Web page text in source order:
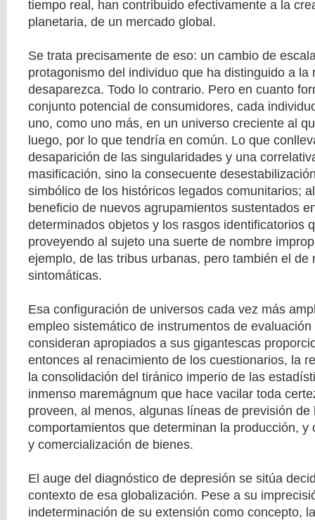
tiempo real, han contribuido efectivamente a la
planetaria, de un mercado global.
Se trata precisamente de eso: un cambio de
protagonismo del individuo que ha distinguido a la
desaparezca. Todo lo contrario. Pero en cuanto
conjunto potencial de consumidores, cada
uno, como uno más, en un universo creciente al
luego, por lo que tendría en común. Lo que
desaparición de las singularidades y una
masificación, sino la consecuente
simbólico de los históricos legados comunitarios;
beneficio de nuevos agrupamientos sustentados
determinados objetos y los rasgos identificatorios
proveyendo al sujeto una suerte de nombre
ejemplo, de las tribus urbanas, pero también el de
sintomáticas.
Esa configuración de universos cada vez más
empleo sistemático de instrumentos de
consideran apropiados a sus gigantescas
entonces al renacimiento de los cuestionarios, la
la consolidación del tiránico imperio de las
inmenso maremágnum que hace vacilar toda
proveen, al menos, algunas líneas de previsión de
comportamientos que determinan la producción, y
y comercialización de bienes.
El auge del diagnóstico de depresión se sitúa
contexto de esa globalización. Pese a su
indeterminación de su extensión como concepto,